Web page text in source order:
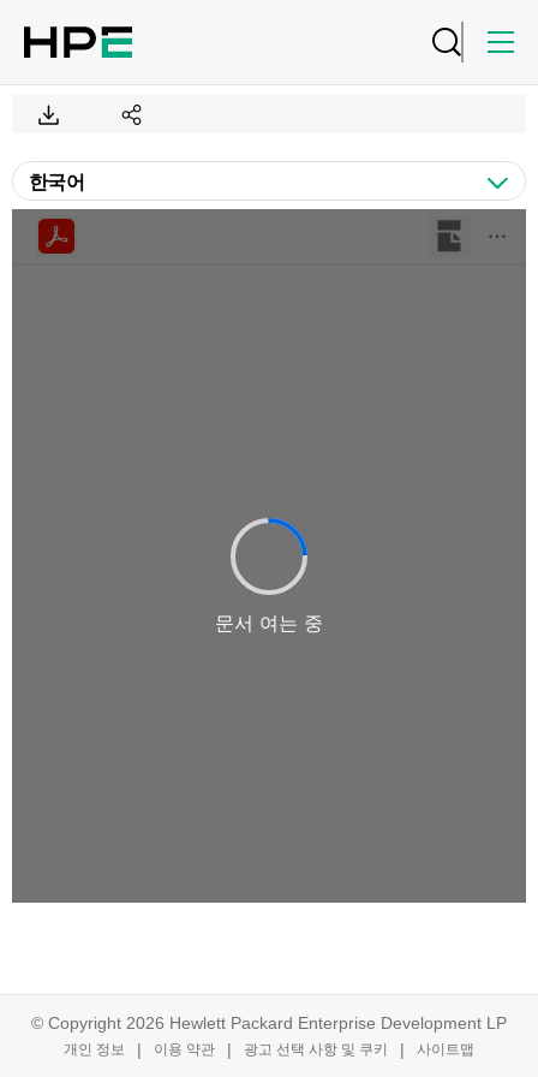
© Copyright 2026 Hewlett Packard Enterprise Development LP
개인 정보 이용 약관 광고 선택 사항 및 쿠키 사이트맵